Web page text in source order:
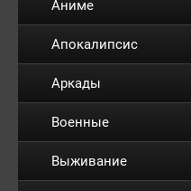
Аниме
Апокалипсис
Аркады
Военные
Выживание